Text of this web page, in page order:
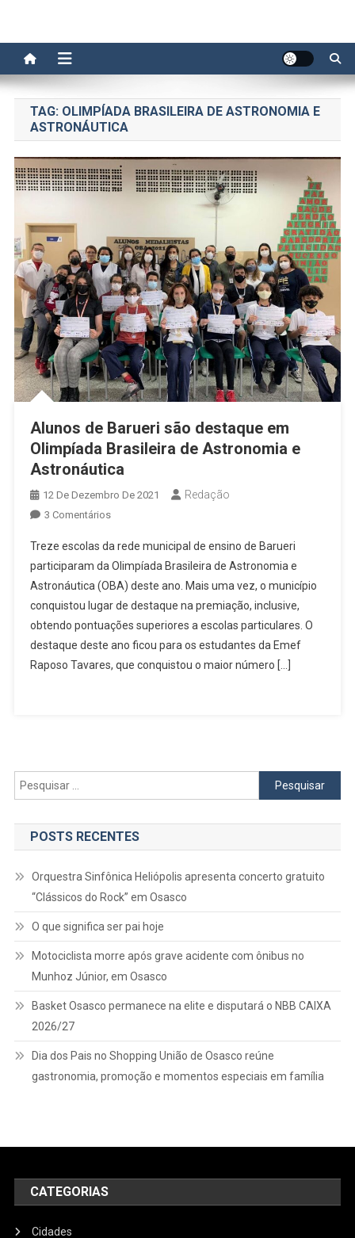
TAG: OLIMPÍADA BRASILEIRA DE ASTRONOMIA E
ASTRONÁUTICA
Alunos de Barueri são destaque em
Olimpíada Brasileira de Astronomia e
Astronáutica
12 De Dezembro De 2021 Redação
3 ComentáriosEm
De
Barueri
São
Destaque
Em
Olimpíada
Brasileira
Treze escolas da rede municipal de ensino de Barueri
participaram da Olimpíada Brasileira de Astronomia e
Astronáutica (OBA) deste ano. Mais uma vez, o município
conquistou lugar de destaque na premiação, inclusive,
obtendo pontuações superiores a escolas particulares. O
destaque deste ano ficou para os estudantes da Emef
Raposo Tavares, que conquistou o maior número […]
Pesquisar
por:
POSTS RECENTES
Orquestra Sinfônica Heliópolis apresenta concerto gratuito
“Clássicos do Rock” em Osasco
O que significa ser pai hoje
Motociclista morre após grave acidente com ônibus no
Munhoz Júnior, em Osasco
Basket Osasco permanece na elite e disputará o NBB CAIXA
2026/27
Dia dos Pais no Shopping União de Osasco reúne
gastronomia, promoção e momentos especiais em família
CATEGORIAS
Cidades